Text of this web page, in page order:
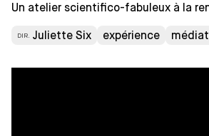
Un atelier scientifico-fabuleux à la
DIR. Juliette Six expérience